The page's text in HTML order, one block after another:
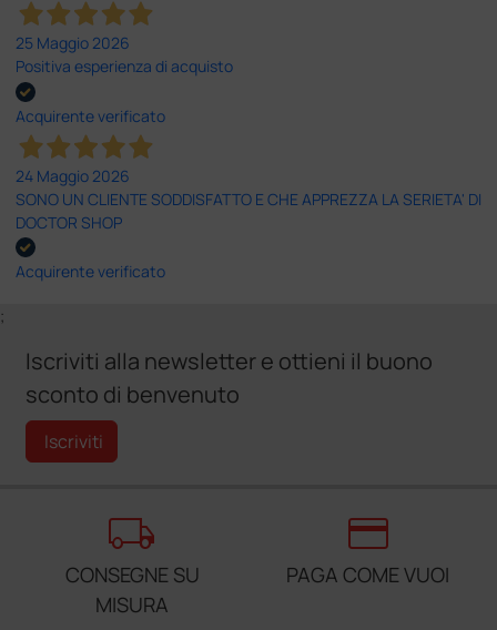
25 Maggio 2026
Positiva esperienza di acquisto
Acquirente verificato
24 Maggio 2026
SONO UN CLIENTE SODDISFATTO E CHE APPREZZA LA SERIETA' DI
DOCTOR SHOP
Acquirente verificato
;
Iscriviti alla newsletter e ottieni il buono
sconto di benvenuto
Iscriviti
local_shipping
CONSEGNE SU
MISURA
credit_card
PAGA COME VUOI